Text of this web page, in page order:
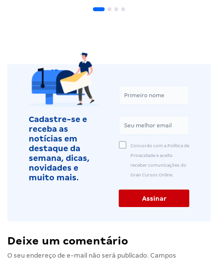
Cadastre-se e
receba as
notícias em
destaque da
semana, dicas,
novidades e
muito mais.
Concordo com a Política de
Privacidade e aceito
receber comunicações do
Gran Cursos Online.
Deixe um comentário
O seu endereço de e-mail não será publicado. Campos